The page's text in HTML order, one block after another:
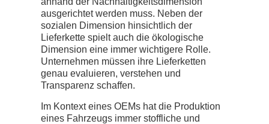
ausgerichtet werden muss. Neben der
sozialen Dimension hinsichtlich der
Lieferkette spielt auch die ökologische
Dimension eine immer wichtigere Rolle.
Unternehmen müssen ihre Lieferketten
genau evaluieren, verstehen und
Transparenz schaffen.
Im Kontext eines OEMs hat die Produktion
eines Fahrzeugs immer stoffliche und